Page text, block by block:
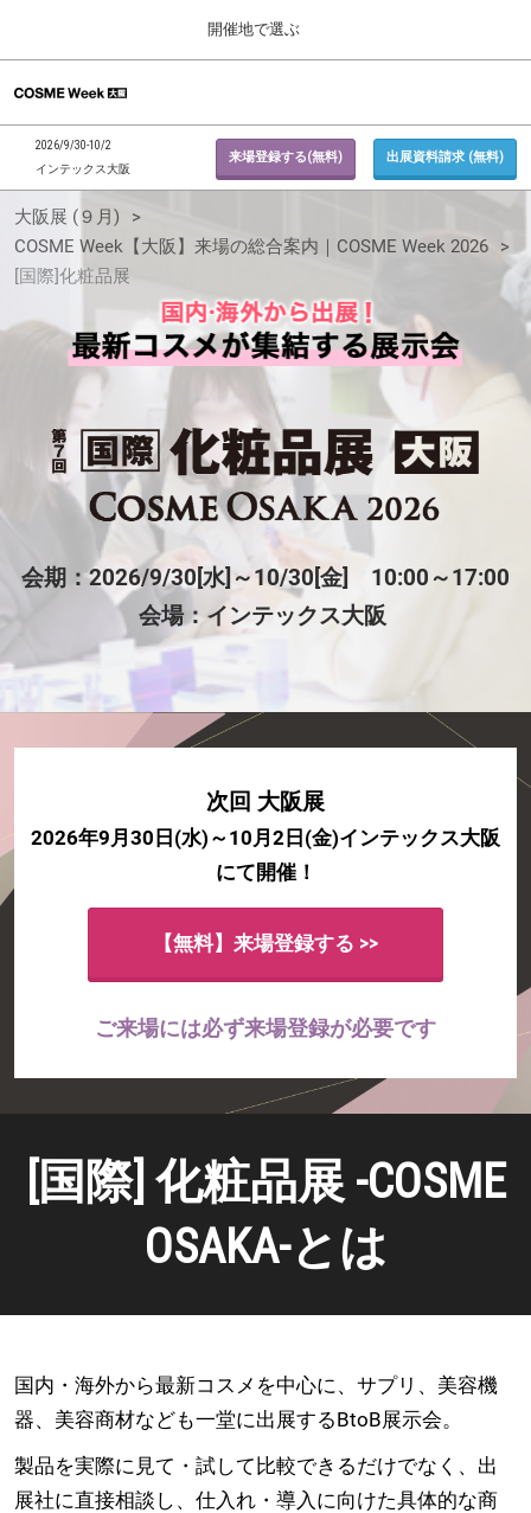
プ
し
進
む
to
close
menu.
開催地で選ぶ
東京ビッグサイト / Tokyo Big Sight, Japan
大阪展 (９月)
2026年09月30日
インテックス大阪 / INTEX Osaka, Japan
ー
バ
ル
ナ
ゲ
ー
ョ
ン
を
折
り
た
む
2026/9/30-10/2
インテックス大阪
来場登録する(無料) 出展資料請求 (無料)
大阪展 (９月)
COSME Week【大阪】来場の総合案内｜COSME Week 2026
[国際]化粧品展
[国
際]
化
粧
品
【大
の
案
内
会期：2026/9/30[水]～10/30[金] 10:00～17:00
会場：インテックス大阪
次回 大阪展
2026年9月30日(水)～10月2日(金)インテックス大阪
にて開催！
【無料】来場登録する >>
ご来場には必ず来場登録が必要です
[国際] 化粧品展 -COSME
OSAKA-とは
国内・海外から最新コスメを中心に、サプリ、美容機
器、美容商材なども一堂に出展するBtoB展示会。
製品を実際に見て・試して比較できるだけでなく、出
展社に直接相談し、仕入れ・導入に向けた具体的な商